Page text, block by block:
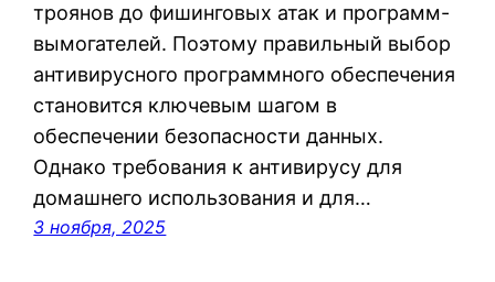
троянов до фишинговых атак и программ-
вымогателей. Поэтому правильный выбор
антивирусного программного обеспечения
становится ключевым шагом в
обеспечении безопасности данных.
Однако требования к антивирусу для
домашнего использования и для…
3 ноября, 2025